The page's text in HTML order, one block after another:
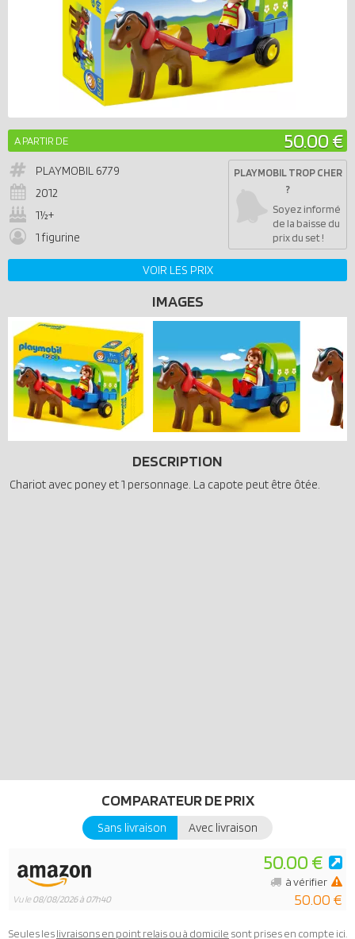
A PARTIR DE 50.00 €
PLAYMOBIL 6779
2012
1½+
1 figurine
PLAYMOBIL TROP CHER
?
Soyez informé
de la baisse du
prix du set !
VOIR LES PRIX
IMAGES
DESCRIPTION
Chariot avec poney et 1 personnage. La capote peut être ôtée.
COMPARATEUR DE PRIX
Sans livraison Avec livraison
Vu le08/08/2026 à 07h40
50.00 €
50.00 €
à vérifier
Seules leslivraisons en point relais ou à domicile sont prises en compte ici.